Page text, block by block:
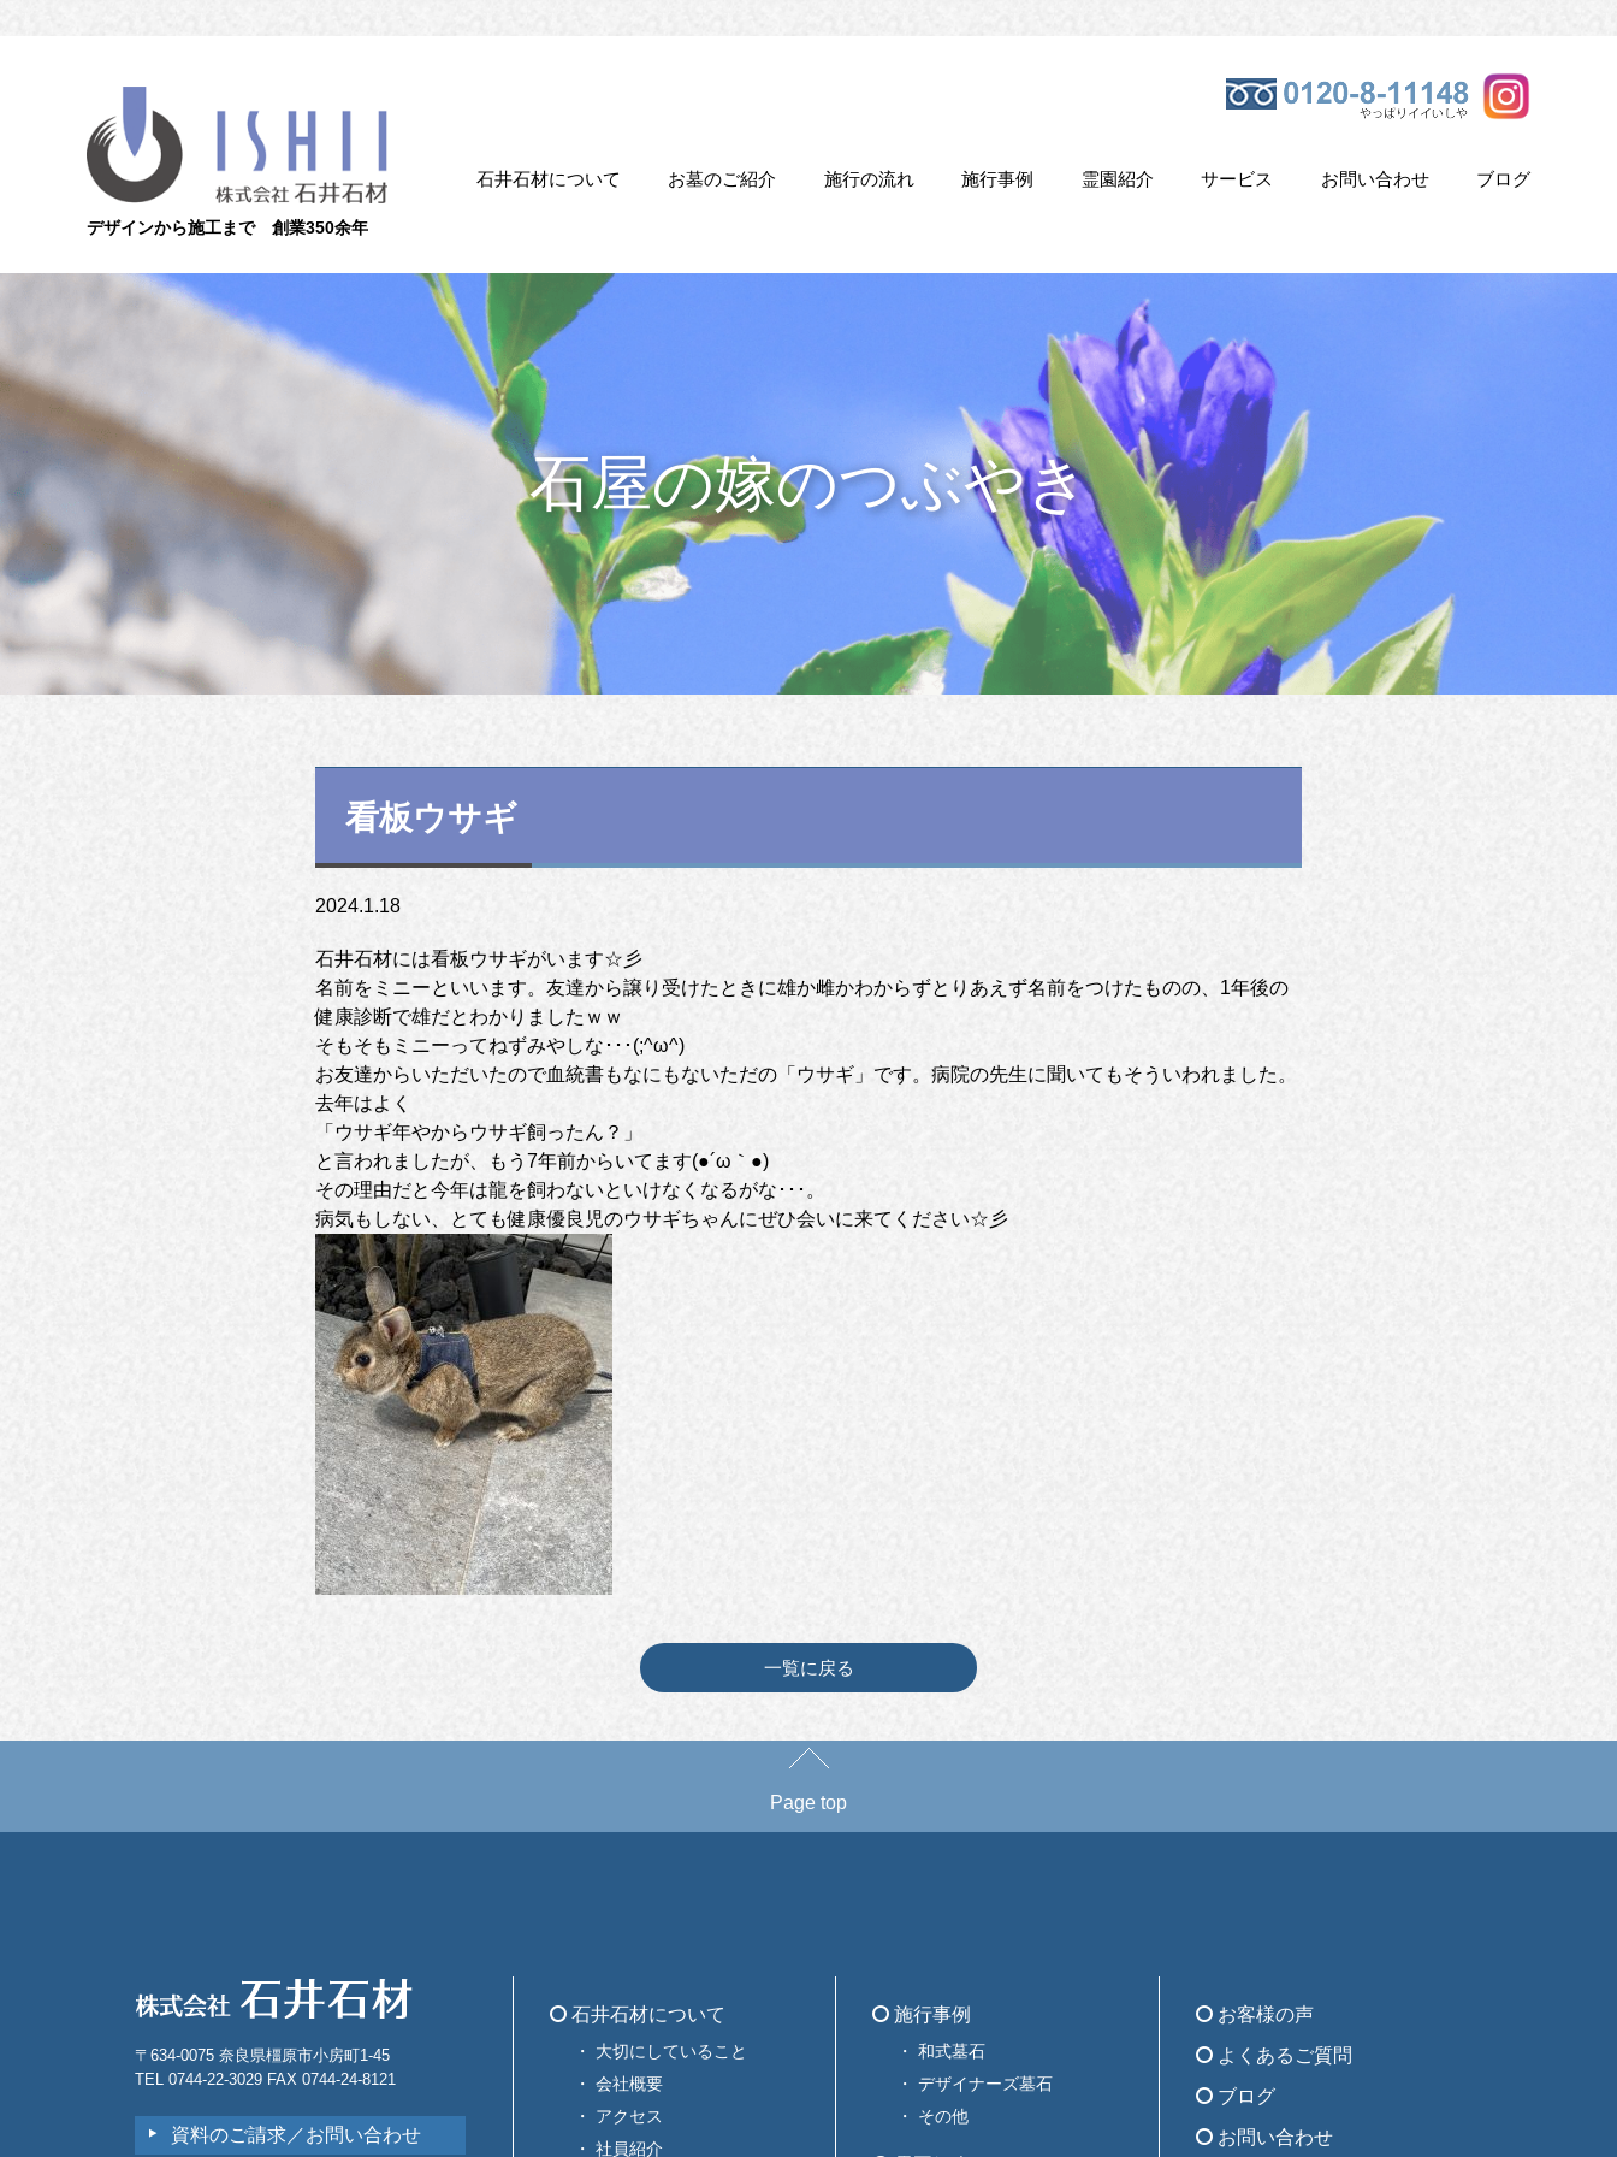
デザインから施工まで 創業350余年
石井石材について お墓のご紹介 施行の流れ 施行事例 霊園紹介 サービス お問い合わせ ブログ
石屋の嫁のつぶやき
看板ウサギ
2024.1.18
石井石材には看板ウサギがいます☆彡
名前をミニーといいます。友達から譲り受けたときに雄か雌かわからずとりあえず名前をつけたものの、1年後の
健康診断で雄だとわかりましたｗｗ
そもそもミニーってねずみやしな･･･(;^ω^)
お友達からいただいたので血統書もなにもないただの「ウサギ」です。病院の先生に聞いてもそういわれました。
去年はよく
「ウサギ年やからウサギ飼ったん？」
と言われましたが、もう7年前からいてます(●´ω｀●)
その理由だと今年は龍を飼わないといけなくなるがな･･･。
病気もしない、とても健康優良児のウサギちゃんにぜひ会いに来てください☆彡
一覧に戻る
Page top
〒634-0075 奈良県橿原市小房町1-45
TEL 0744-22-3029 FAX 0744-24-8121
資料のご請求／お問い合わせ
石井石材について
大切にしていること
会社概要
アクセス
社員紹介
施行事例
和式墓石
デザイナーズ墓石
その他
お客様の声
よくあるご質問
ブログ
お問い合わせ